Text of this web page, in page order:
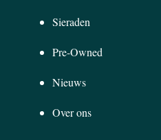
Sieraden
Pre-Owned
Nieuws
Over ons